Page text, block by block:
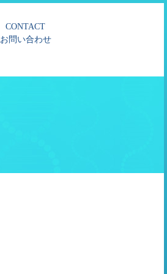
CONTACT
お問い合わせ